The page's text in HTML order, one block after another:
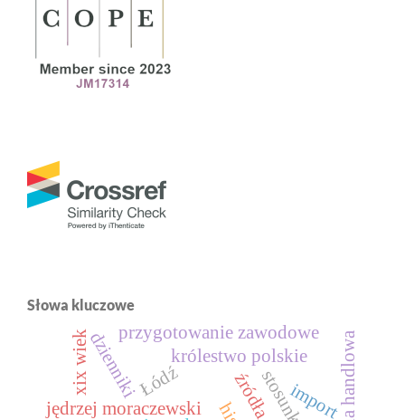
Słowa kluczowe
jędrzej moraczewski
dzienniki królestwo polskie
przygotowanie zawodowe
import
Łódź
xix wiek